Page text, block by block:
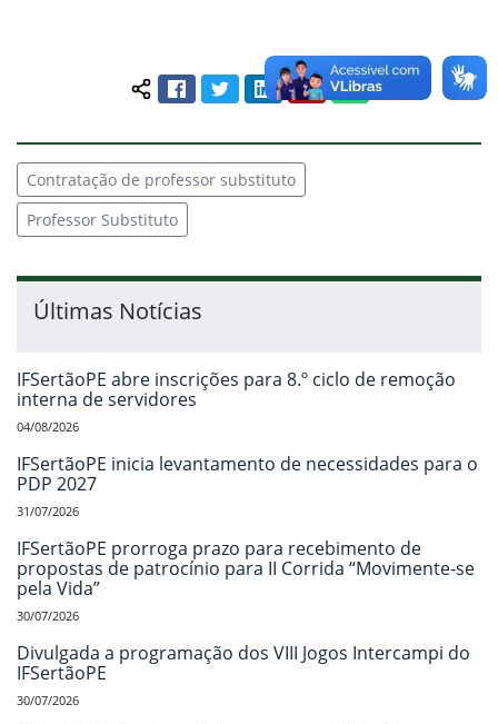
Compartilhar conteúdo:
FacebookTwitterLinkedInPinterestWhatsApp
Contratação de professor substituto
Professor Substituto
Últimas Notícias
IFSertãoPE abre inscrições para 8.º ciclo de remoção
interna de servidores
04/08/2026
IFSertãoPE inicia levantamento de necessidades para o
PDP 2027
31/07/2026
IFSertãoPE prorroga prazo para recebimento de
propostas de patrocínio para II Corrida “Movimente-se
pela Vida”
30/07/2026
Divulgada a programação dos VIII Jogos Intercampi do
IFSertãoPE
30/07/2026